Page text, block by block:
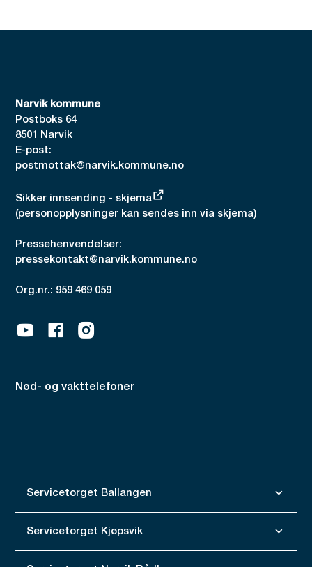
Narvik kommune
Postboks 64
8501 Narvik
E-post:
postmottak@narvik.kommune.no
Sikker innsending - skjema
(personopplysninger kan sendes inn via skjema)
Pressehenvendelser:
pressekontakt@narvik.kommune.no
Org.nr.: 959 469 059
YoutubeFacebookInstagram
Nød- og vakttelefoner
Servicetorget Ballangen
Servicetorget Kjøpsvik